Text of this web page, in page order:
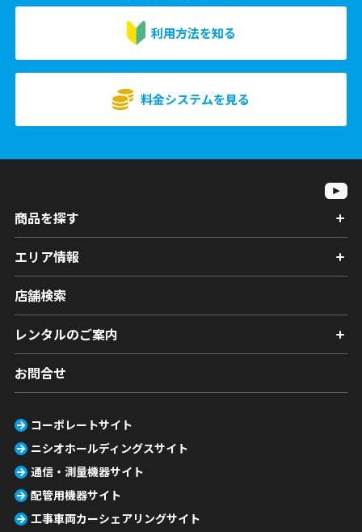
利用方法を知る
料金システムを見る
商品を探す
エリア情報
店舗検索
レンタルのご案内
お問合せ
コーポレートサイト
ニシオホールディングスサイト
通信・測量機器サイト
配管用機器サイト
工事車両カーシェアリングサイト